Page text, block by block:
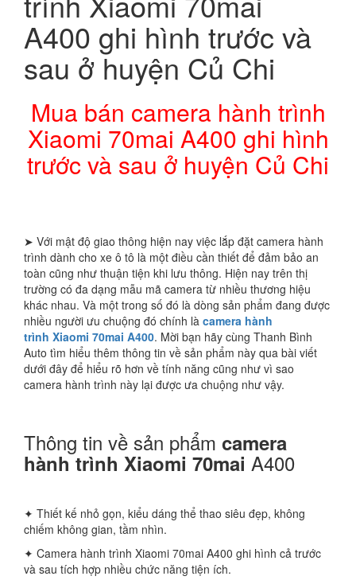
A400 ghi hình trước và
sau ở huyện Củ Chi
Mua bán camera hành trình
Xiaomi 70mai A400 ghi hình
trước và sau ở huyện Củ Chi
➤ Với mật độ giao thông hiện nay việc lắp đặt camera hành
trình dành cho xe ô tô là một điều cần thiết để đảm bảo an
toàn cũng như thuận tiện khi lưu thông. Hiện nay trên thị
trường có đa dạng mẫu mã camera từ nhiều thương hiệu
khác nhau. Và một trong số đó là dòng sản phẩm đang được
nhiều người ưu chuộng đó chính là camera hành
trình Xiaomi 70mai A400. Mời bạn hãy cùng Thanh Bình
Auto tìm hiểu thêm thông tin về sản phẩm này qua bài viết
dưới đây để hiểu rõ hơn về tính năng cũng như vì sao
camera hành trình này lại được ưa chuộng như vậy.
Thông tin về sản phẩm camera
hành trình Xiaomi 70mai A400
✦ Thiết kế nhỏ gọn, kiểu dáng thể thao siêu đẹp, không
chiếm không gian, tầm nhìn.
✦ Camera hành trình Xiaomi 70mai A400 ghi hình cả trước
và sau tích hợp nhiều chức năng tiện ích.